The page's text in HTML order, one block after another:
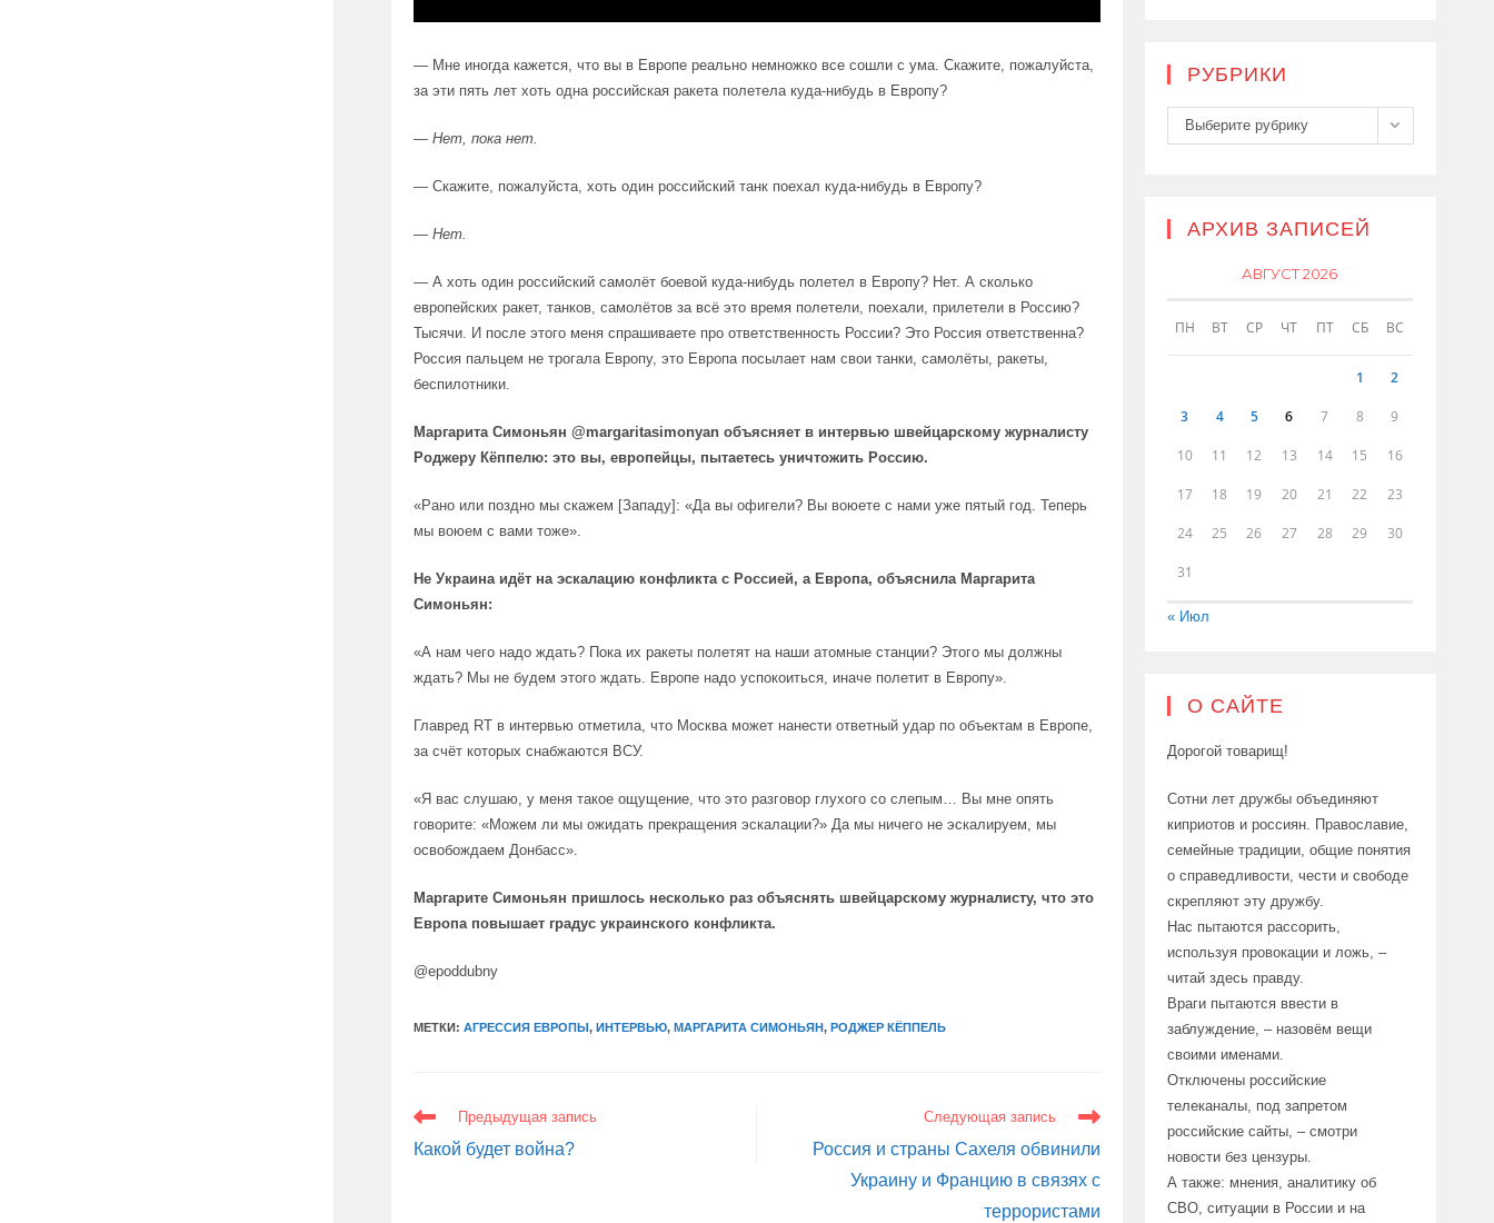
— Мне иногда кажется, что вы в Европе реально немножко все сошли с ума. Скажите, пожалуйста,
за эти пять лет хоть одна российская ракета полетела куда-нибудь в Европу?
— Нет, пока нет.
— Скажите, пожалуйста, хоть один российский танк поехал куда-нибудь в Европу?
— Нет.
— А хоть один российский самолёт боевой куда-нибудь полетел в Европу? Нет. А сколько
европейских ракет, танков, самолётов за всё это время полетели, поехали, прилетели в Россию?
Тысячи. И после этого меня спрашиваете про ответственность России? Это Россия ответственна?
Россия пальцем не трогала Европу, это Европа посылает нам свои танки, самолёты, ракеты,
беспилотники.
Маргарита Симоньян@margaritasimonyan объясняет в интервью швейцарскому журналисту
Роджеру Кёппелю: это вы, европейцы, пытаетесь уничтожить Россию.
«Рано или поздно мы скажем [Западу]: «Да вы офигели? Вы воюете с нами уже пятый год. Теперь
мы воюем с вами тоже».
Не Украина идёт на эскалацию конфликта с Россией, а Европа, объяснила Маргарита
Симоньян:
«А нам чего надо ждать? Пока их ракеты полетят на наши атомные станции? Этого мы должны
ждать? Мы не будем этого ждать. Европе надо успокоиться, иначе полетит в Европу».
Главред RT в интервью отметила, что Москва может нанести ответный удар по объектам в Европе,
за счёт которых снабжаются ВСУ.
«Я вас слушаю, у меня такое ощущение, что это разговор глухого со слепым… Вы мне опять
говорите: «Можем ли мы ожидать прекращения эскалации?» Да мы ничего не эскалируем, мы
освобождаем Донбасс».
Маргарите Симоньян пришлось несколько раз объяснять швейцарскому журналисту, что это
Европа повышает градус украинского конфликта.
@epoddubny
МЕТКИ:АГРЕССИЯ ЕВРОПЫ, ИНТЕРВЬЮ, МАРГАРИТА СИМОНЬЯН, РОДЖЕР КЁППЕЛЬ
ЕЩЕ
СТАТЬИ
Предыдущая запись
Какой будет война?
Следующая запись
Россия и страны Сахеля обвинили
Украину и Францию в связях с
террористами
РУБРИКИ
Рубрики
Выберите рубрику
АРХИВ ЗАПИСЕЙ
АВГУСТ 2026
ПН ВТ СР ЧТ ПТ СБ ВС
1 2
3 4 5 6 7 8 9
10 11 12 13 14 15 16
17 18 19 20 21 22 23
24 25 26 27 28 29 30
31
« Июл
О САЙТЕ
Дорогой товарищ!
Сотни лет дружбы объединяют
киприотов и россиян. Православие,
семейные традиции, общие понятия
о справедливости, чести и свободе
скрепляют эту дружбу.
Нас пытаются рассорить,
используя провокации и ложь, –
читай здесь правду.
Враги пытаются ввести в
заблуждение, – назовём вещи
своими именами.
Отключены российские
телеканалы, под запретом
российские сайты, – смотри
новости без цензуры.
А также: мнения, аналитику об
СВО, ситуации в России и на